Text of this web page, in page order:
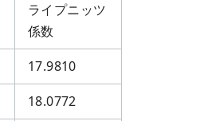
ライプニッツ
係数
17.9810
18.0772